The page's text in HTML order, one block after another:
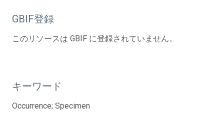
GBIF登録
このリソースは GBIF に登録されていません。
キーワード
Occurrence; Specimen